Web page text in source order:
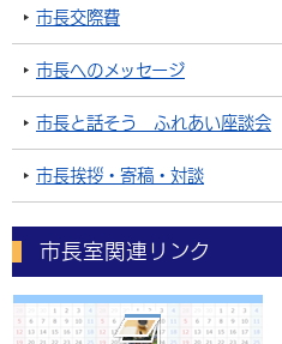
市長交際費
市長へのメッセージ
市長と話そう ふれあい座談会
市長挨拶・寄稿・対談
市長室関連リンク